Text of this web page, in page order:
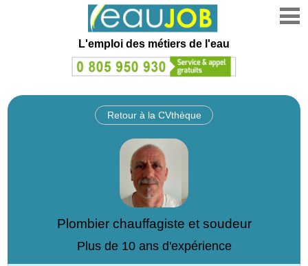
L'emploi des métiers de l'eau
Retour à la CVthèque
Plombier chauffagiste et soudeur
Plus de 10 ans d'expérience